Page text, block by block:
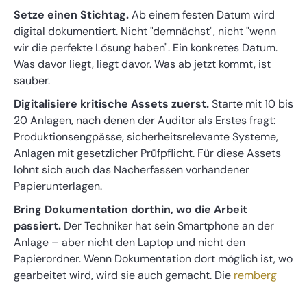
Setze einen Stichtag.Ab einem festen Datum wird
digital dokumentiert. Nicht "demnächst", nicht "wenn
wir die perfekte Lösung haben". Ein konkretes Datum.
Was davor liegt, liegt davor. Was ab jetzt kommt, ist
sauber.
Digitalisiere kritische Assets zuerst.Starte mit 10 bis
20 Anlagen, nach denen der Auditor als Erstes fragt:
Produktionsengpässe, sicherheitsrelevante Systeme,
Anlagen mit gesetzlicher Prüfpflicht. Für diese Assets
lohnt sich auch das Nacherfassen vorhandener
Papierunterlagen.
Bring Dokumentation dorthin, wo die Arbeit
passiert. Der Techniker hat sein Smartphone an der
Anlage – aber nicht den Laptop und nicht den
Papierordner. Wenn Dokumentation dort möglich ist, wo
gearbeitet wird, wird sie auch gemacht. Die remberg